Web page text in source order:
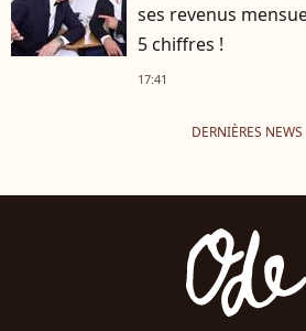
ses revenus
5 chiffres !
17:41
DERNIÈRES NEWS